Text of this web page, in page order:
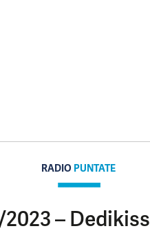
RADIO PUNTATE
– Dedikiss